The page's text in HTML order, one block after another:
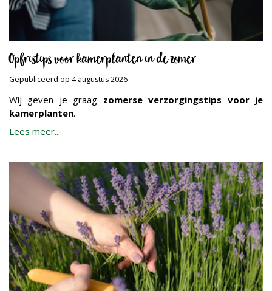
Opfristips voor kamerplanten in de zomer
Gepubliceerd op 4 augustus 2026
Wij geven je graag zomerse verzorgingstips voor je
kamerplanten.
Lees meer...